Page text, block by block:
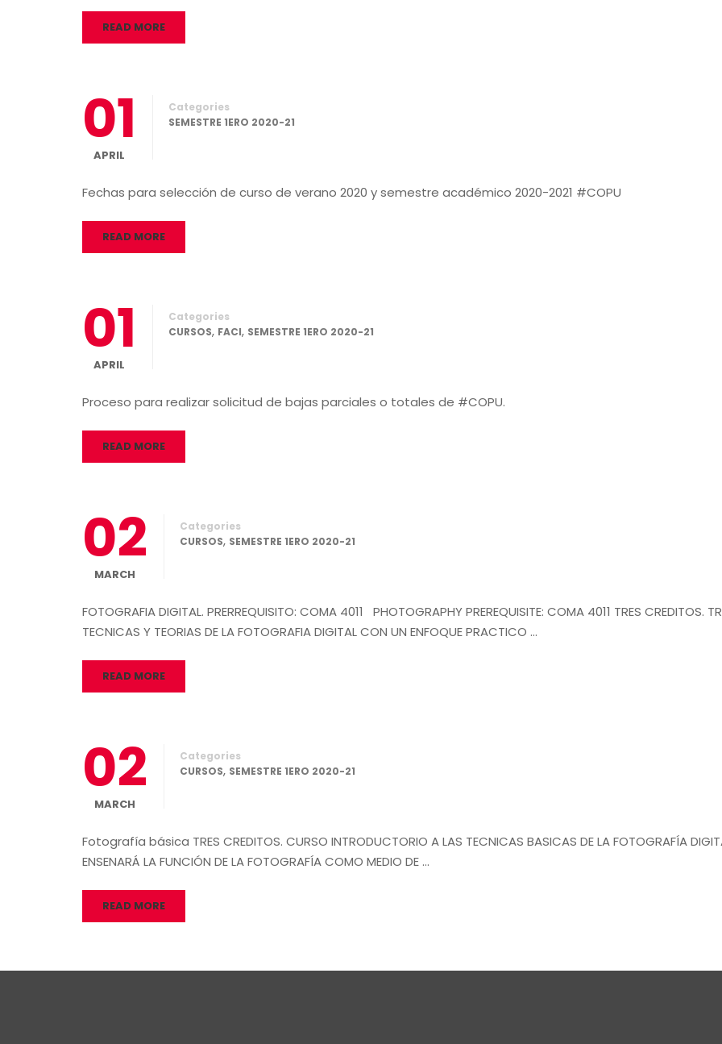
READ MORE
01
APRIL
Categories
SEMESTRE 1ERO 2020-21
Fechas para selección de curso de verano 2020 y semestre académico 2020-2021 #COPU
READ MORE
01
APRIL
Categories
CURSOS, FACI, SEMESTRE 1ERO 2020-21
Proceso para realizar solicitud de bajas parciales o totales de #COPU.
READ MORE
02
MARCH
Categories
CURSOS, SEMESTRE 1ERO 2020-21
FOTOGRAFIA DIGITAL. PRERREQUISITO: COMA 4011 PHOTOGRAPHY PREREQUISITE: COMA 4011 TRES CREDITOS.
TECNICAS Y TEORIAS DE LA FOTOGRAFIA DIGITAL CON UN ENFOQUE PRACTICO …
READ MORE
02
MARCH
Categories
CURSOS, SEMESTRE 1ERO 2020-21
Fotografía básica TRES CREDITOS. CURSO INTRODUCTORIO A LAS TECNICAS BASICAS DE LA FOTOGRAFÍA
ENSENARÁ LA FUNCIÓN DE LA FOTOGRAFÍA COMO MEDIO DE …
READ MORE